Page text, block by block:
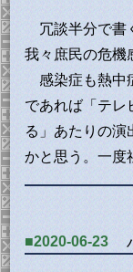
冗談半分で書
我々庶民の危機
感染症も熱中
であれば「テレ
る」あたりの演
かと思う。一度
■2020-06-23